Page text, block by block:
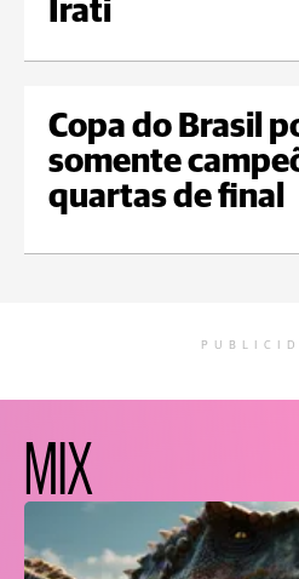
Irati
Copa do Brasil
somente
quartas de final
MIX